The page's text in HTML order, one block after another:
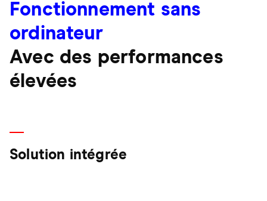
Fonctionnement sans
ordinateur
Avec des performances
élevées
Solution intégrée